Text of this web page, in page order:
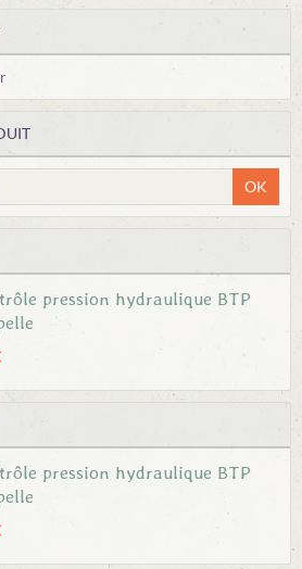
OK
pression hydraulique BTP
pression hydraulique BTP